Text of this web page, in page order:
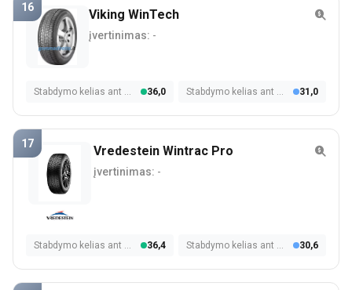
16 Viking WinTech
įvertinimas: -
Stabdymo kelias ant šlapios dangos 36,0 Stabdymo kelias ant sniego 31,0
17 Vredestein Wintrac Pro
įvertinimas: -
Stabdymo kelias ant šlapios dangos 36,4 Stabdymo kelias ant sniego 30,6